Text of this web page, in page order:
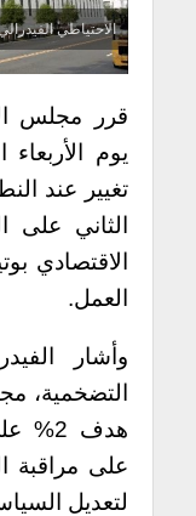
الاحتياطي
قرر مجلس
يوم
الثاني على
الاقتصادي
العمل.
وأشار
التضخمية،
هدف
على مراقبة
لتعديل